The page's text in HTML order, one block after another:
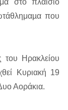
στο πλαίσιο
που
του Ηρακλείου
Κυριακή 19
Αοράκια.